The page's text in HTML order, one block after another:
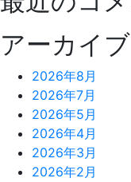
アーカイブ
2026年8月
2026年7月
2026年5月
2026年4月
2026年3月
2026年2月